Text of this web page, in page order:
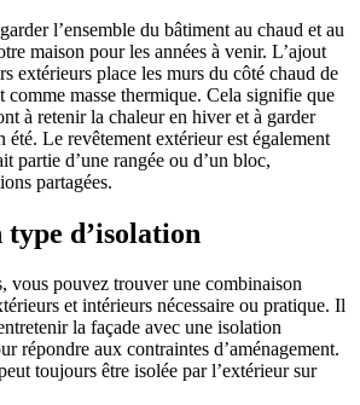
l’ensemble du bâtiment au chaud et au
maison pour les années à venir. L’ajout
extérieurs place les murs du côté chaud de
comme masse thermique. Cela signifie que
à retenir la chaleur en hiver et à garder
été. Le revêtement extérieur est également
partie d’une rangée ou d’un bloc,
partagées.
d’isolation
vous pouvez trouver une combinaison
et intérieurs nécessaire ou pratique. Il
la façade avec une isolation
répondre aux contraintes d’aménagement.
toujours être isolée par l’extérieur sur